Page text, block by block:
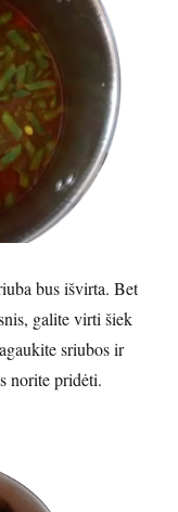
bus išvirta. Bet
galite virti šiek
sriubos ir
norite pridėti.